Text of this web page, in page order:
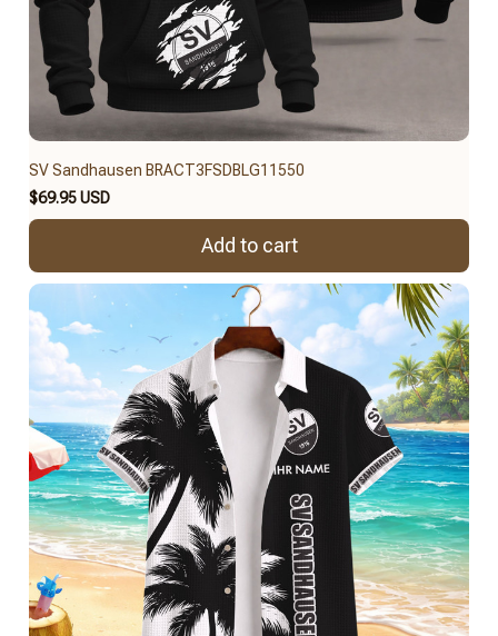
SV Sandhausen BRACT3FSDBLG11550
$69.95 USD
Add to cart